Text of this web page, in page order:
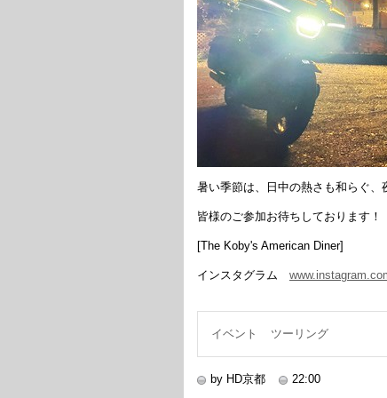
暑い季節は、日中の熱さも和らぐ、
皆様のご参加お待ちしております！
[The Koby's American Diner]
インスタグラム
イベント ツーリング
by HD京都 22:00